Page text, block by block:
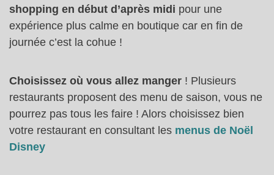
shopping en début d’après midi pour une
expérience plus calme en boutique car en fin de
journée c’est la cohue !
Choisissez où vous allez manger ! Plusieurs
restaurants proposent des menu de saison, vous ne
pourrez pas tous les faire ! Alors choisissez bien
votre restaurant en consultant les menus de Noël
Disney